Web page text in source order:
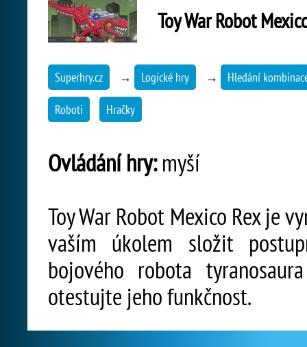
Toy War Robot
Superhry.cz → Logické hry → Hledání
Roboti Hračky
Ovládání hry:myší
Toy War Robot Mexico Rex je
vaším úkolem složit
bojového robota
otestujte jeho funkčnost.